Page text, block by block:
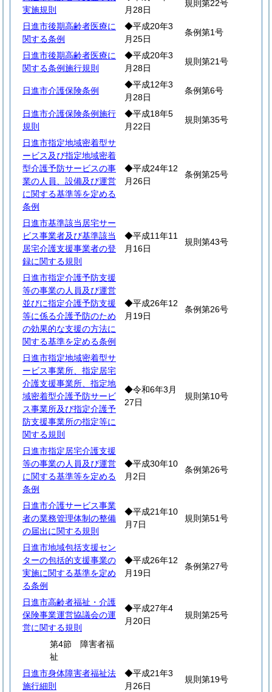
実施規則
月28日
規則第22号
日進市後期高齢者医療に
関する条例
◆平成20年3
月25日
条例第1号
日進市後期高齢者医療に
関する条例施行規則
◆平成20年3
月28日
規則第21号
日進市介護保険条例
◆平成12年3
月28日
条例第6号
日進市介護保険条例施行
規則
◆平成18年5
月22日
規則第35号
日進市指定地域密着型サ
ービス及び指定地域密着
型介護予防サービスの事
業の人員、設備及び運営
に関する基準等を定める
条例
◆平成24年12
月26日
条例第25号
日進市基準該当居宅サー
ビス事業者及び基準該当
居宅介護支援事業者の登
録に関する規則
◆平成11年11
月16日
規則第43号
日進市指定介護予防支援
等の事業の人員及び運営
並びに指定介護予防支援
等に係る介護予防のため
の効果的な支援の方法に
関する基準を定める条例
◆平成26年12
月19日
条例第26号
日進市指定地域密着型サ
ービス事業所、指定居宅
介護支援事業所、指定地
域密着型介護予防サービ
ス事業所及び指定介護予
防支援事業所の指定等に
関する規則
◆令和6年3月
27日
規則第10号
日進市指定居宅介護支援
等の事業の人員及び運営
に関する基準等を定める
条例
◆平成30年10
月2日
条例第26号
日進市介護サービス事業
者の業務管理体制の整備
の届出に関する規則
◆平成21年10
月7日
規則第51号
日進市地域包括支援セン
ターの包括的支援事業の
実施に関する基準を定め
る条例
◆平成26年12
月19日
条例第27号
日進市高齢者福祉・介護
保険事業運営協議会の運
営に関する規則
◆平成27年4
月20日
規則第25号
第4節 障害者福
祉
日進市身体障害者福祉法
施行細則
◆平成21年3
月26日
規則第19号